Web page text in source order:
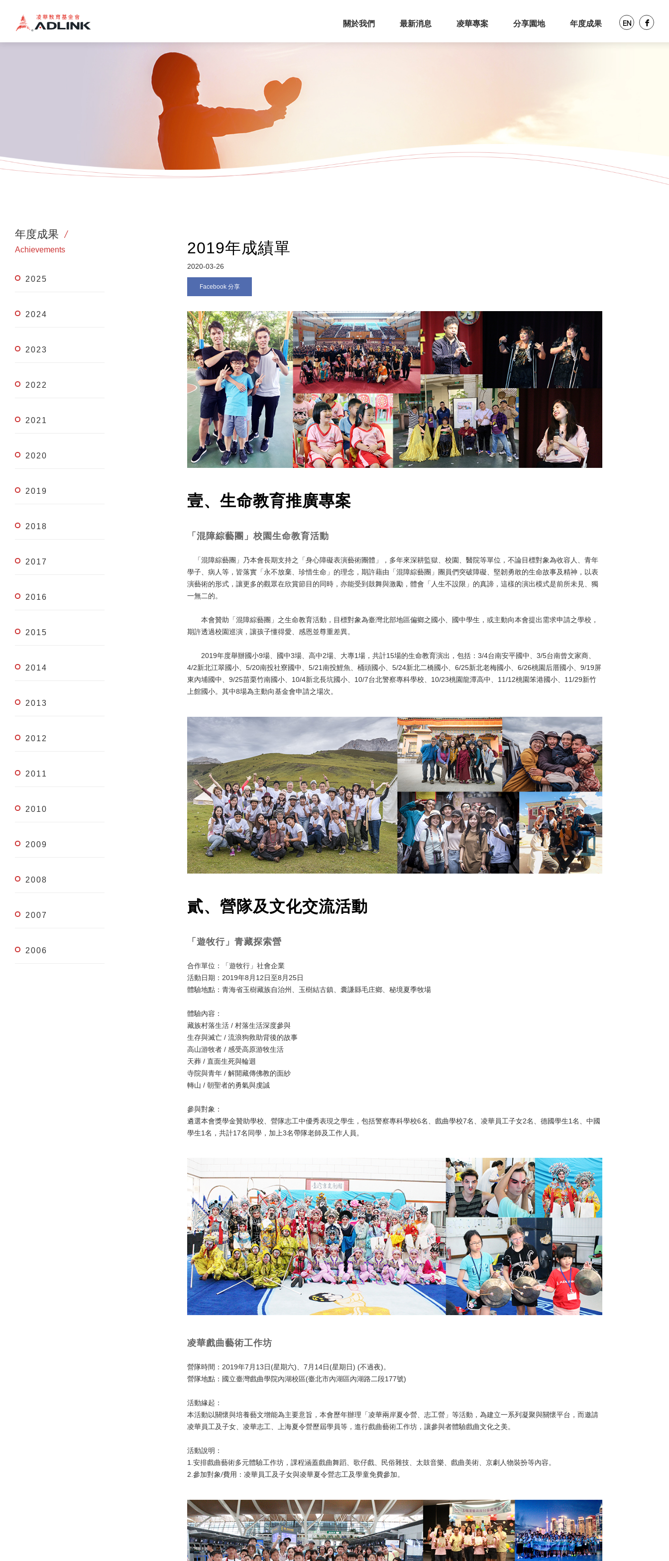
關於我們 最新消息 凌華專案 分享園地 年度成果
年度成果
Achievements
2025
2024
2023
2022
2021
2020
2019
2018
2017
2016
2015
2014
2013
2012
2011
2010
2009
2008
2007
2006
2019年成績單
2020-03-26
Facebook 分享
壹、生命教育推廣專案
「混障綜藝團」校園生命教育活動
「混障綜藝團」乃本會長期支持之「身心障礙表演藝術團體」，多年來深耕監獄、校園、醫院等單位，不論目標對象為收容人、青年
學子、病人等，皆落實「永不放棄、珍惜生命」的理念，期許藉由「混障綜藝團」團員們突破障礙、堅韌勇敢的生命故事及精神，以表
演藝術的形式，讓更多的觀眾在欣賞節目的同時，亦能受到鼓舞與激勵，體會「人生不設限」的真諦，這樣的演出模式是前所未見、獨
一無二的。
本會贊助「混障綜藝團」之生命教育活動，目標對象為臺灣北部地區偏鄉之國小、國中學生，或主動向本會提出需求申請之學校，
期許透過校園巡演，讓孩子懂得愛、感恩並尊重差異。
2019年度舉辦國小9場、國中3場、高中2場、大專1場，共計15場的生命教育演出，包括：3/4台南安平國中、3/5台南曾文家商、
4/2新北江翠國小、5/20南投社寮國中、5/21南投鯉魚、桶頭國小、5/24新北二橋國小、6/25新北老梅國小、6/26桃園后厝國小、9/19屏
東內埔國中、9/25苗栗竹南國小、10/4新北長坑國小、10/7台北警察專科學校、10/23桃園龍潭高中、11/12桃園笨港國小、11/29新竹
上館國小。其中8場為主動向基金會申請之場次。
貳、營隊及文化交流活動
「遊牧行」青藏探索營
合作單位：「遊牧行」社會企業
活動日期：2019年8月12日至8月25日
體驗地點：青海省玉樹藏族自治州、玉樹結古鎮、囊謙縣毛庄鄉、秘境夏季牧場
體驗內容：
藏族村落生活 / 村落生活深度參與
生存與滅亡 / 流浪狗救助背後的故事
高山游牧者 / 感受高原游牧生活
天葬 / 直面生死與輪迴
寺院與青年 / 解開藏傳佛教的面紗
轉山 / 朝聖者的勇氣與虔誠
參與對象：
遴選本會獎學金贊助學校、營隊志工中優秀表現之學生，包括警察專科學校6名、戲曲學校7名、凌華員工子女2名、德國學生1名、中國
學生1名，共計17名同學，加上3名帶隊老師及工作人員。
凌華戲曲藝術工作坊
營隊時間：2019年7月13日(星期六)、7月14日(星期日) (不過夜)。
營隊地點：國立臺灣戲曲學院內湖校區(臺北市內湖區內湖路二段177號)
活動緣起：
本活動以關懷與培養藝文增能為主要意旨，本會歷年辦理「凌華兩岸夏令營、志工營」等活動，為建立一系列凝聚與關懷平台，而邀請
凌華員工及子女、凌華志工、上海夏令營歷屆學員等，進行戲曲藝術工作坊，讓參與者體驗戲曲文化之美。
活動說明：
1.安排戲曲藝術多元體驗工作坊，課程涵蓋戲曲舞蹈、歌仔戲、民俗雜技、太鼓音樂、戲曲美術、京劇人物裝扮等內容。
2.參加對象/費用：凌華員工及子女與凌華夏令營志工及學童免費參加。